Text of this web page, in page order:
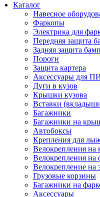
Каталог
Навесное
Фаркопы
Электрика для
Передняя защита
Задняя защита
Пороги
Защита картера
Аксессуары для
Дуги в кузов
Крышки кузова
Вставки
Багажники
Багажники на
Автобоксы
Крепления для
Велокрепления
Велокрепления на
Велокрепление на
Грузовые корзины
Багажники на
Аксессуары